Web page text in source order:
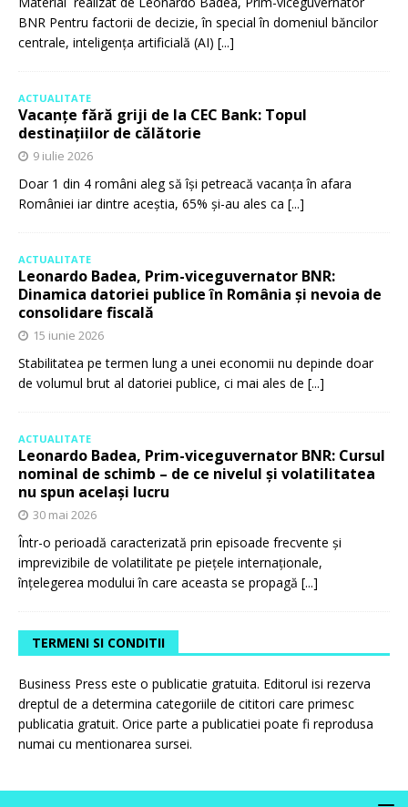
BNR Pentru factorii de decizie, în special în domeniul băncilor
centrale, inteligența artificială (AI) [...]
ACTUALITATE
Vacanțe fără griji de la CEC Bank: Topul
destinațiilor de călătorie
9 iulie 2026
Doar 1 din 4 români aleg să își petreacă vacanța în afara
României iar dintre aceștia, 65% și-au ales ca [...]
ACTUALITATE
Leonardo Badea, Prim-viceguvernator BNR:
Dinamica datoriei publice în România și nevoia de
consolidare fiscală
15 iunie 2026
Stabilitatea pe termen lung a unei economii nu depinde doar
de volumul brut al datoriei publice, ci mai ales de [...]
ACTUALITATE
Leonardo Badea, Prim-viceguvernator BNR: Cursul
nominal de schimb – de ce nivelul și volatilitatea
nu spun același lucru
30 mai 2026
Într-o perioadă caracterizată prin episoade frecvente și
imprevizibile de volatilitate pe piețele internaționale,
înțelegerea modului în care aceasta se propagă [...]
TERMENI SI CONDITII
Business Press este o publicatie gratuita. Editorul isi rezerva
dreptul de a determina categoriile de cititori care primesc
publicatia gratuit. Orice parte a publicatiei poate fi reprodusa
numai cu mentionarea sursei.